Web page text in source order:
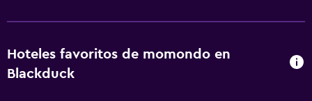
Hoteles favoritos de momondo en
Blackduck